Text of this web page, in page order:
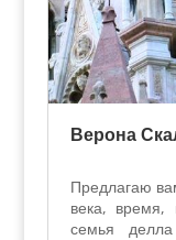
Верона
Предлагаю
века, время,
семья